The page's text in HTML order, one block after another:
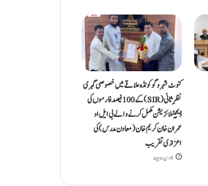
کنوٹ شہر و گوکونڈہ علاقے میں خصوصی گہری
نظرِ ثانی (SIR) کے 100 فیصد فارموں کی
ڈیجیٹلائزیشن مکمل کرنے والے بی ایل او
عمران خان کریم خان (معاون مدرس) کی
اعزازی تقریب
4 دن ago